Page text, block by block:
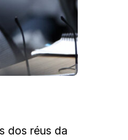
dos réus da